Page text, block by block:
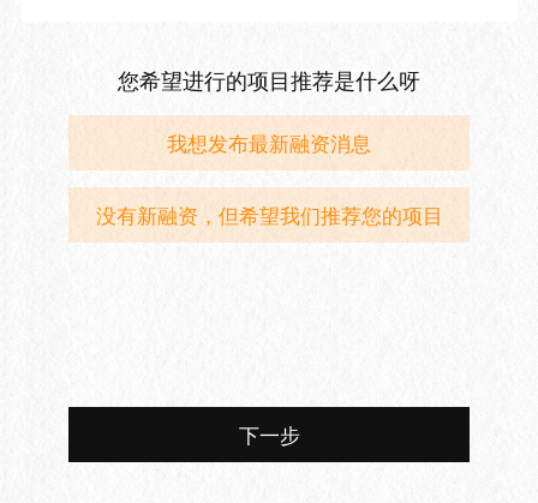
您希望进行的项目推荐是什么呀
我想发布最新融资消息
没有新融资，但希望我们推荐您的项目
下一步